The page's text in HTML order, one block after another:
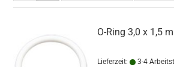
O-Ring 3,0 x 1,5
Lieferzeit: 3-4